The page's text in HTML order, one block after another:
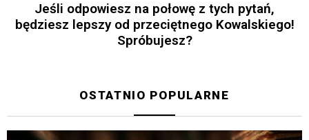
Jeśli odpowiesz na połowę z tych pytań,
będziesz lepszy od przeciętnego Kowalskiego!
Spróbujesz?
OSTATNIO POPULARNE